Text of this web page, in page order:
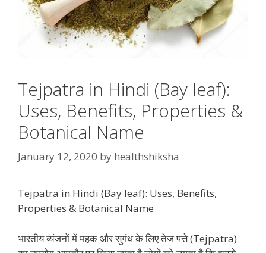
Tejpatra in Hindi (Bay leaf):
Uses, Benefits, Properties &
Botanical Name
January 12, 2020 by healthshiksha
Tejpatra in Hindi (Bay leaf): Uses, Benefits,
Properties & Botanical Name
भारतीय व्यंजनों में महक और सुगंध के लिए तेज पत्ते (Tejpatra)